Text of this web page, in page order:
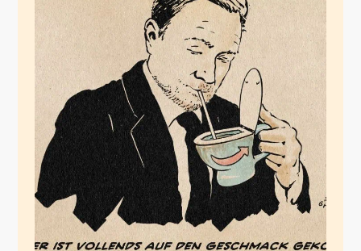
Lindners Geschmack
Dezember 19, 2024